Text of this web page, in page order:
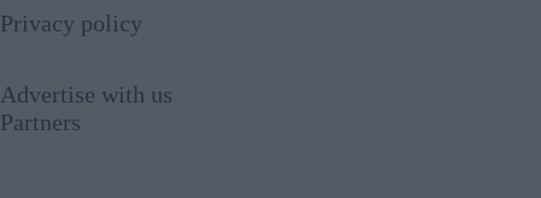
Privacy policy
Advertise with us
Partners